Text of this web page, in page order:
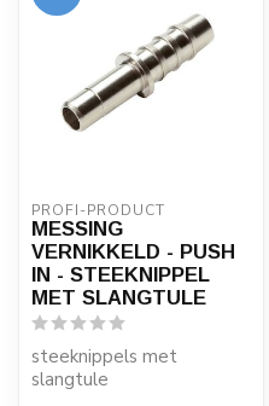
PROFI-PRODUCT
MESSING
VERNIKKELD - PUSH
IN - STEEKNIPPEL
MET SLANGTULE
steeknippels met
slangtule